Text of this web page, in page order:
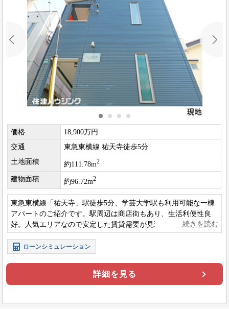
価格
18,900万円
交通
東急東横線 祐天寺徒歩5分
土地面積
約111.78m2
建物面積 約96.72m2
東急東横線「祐天寺」駅徒歩5分、学芸大学駅も利用可能な一棟
アパートのご紹介です。駅周辺は商店街もあり、生活利便性良
好。人気エリアなので安定した賃貸需要が見込める収益物件で
す。
ローンシミュレーション
詳細を見る